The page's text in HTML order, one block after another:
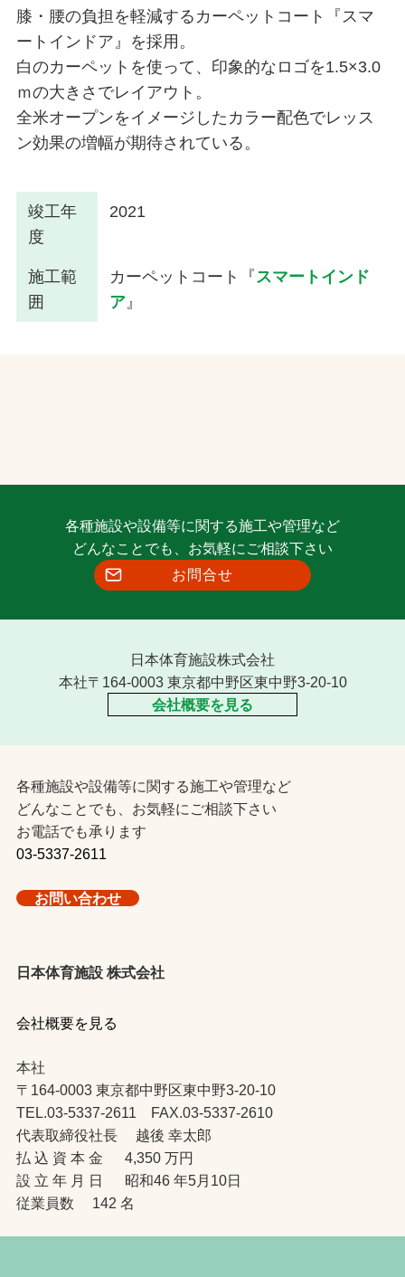
膝・腰の負担を軽減するカーペットコート『スマ
ートインドア』を採用。
白のカーペットを使って、印象的なロゴを1.5×3.0
ｍの大きさでレイアウト。
全米オープンをイメージしたカラー配色でレッス
ン効果の増幅が期待されている。
竣工年
度
2021
施工範
囲
カーペットコート『 スマートインド
ア 』
各種施設や設備等に関する施工や管理など
どんなことでも、お気軽にご相談下さい
お問合せ
日本体育施設株式会社
本社〒164-0003 東京都中野区東中野3-20-10
会社概要を見る
各種施設や設備等に関する施工や管理など
どんなことでも、お気軽にご相談下さい
お電話でも承ります
03-5337-2611
お問い合わせ
日本体育施設 株式会社
会社概要を見る
本社
〒164-0003 東京都中野区東中野3-20-10
TEL.03-5337-2611 FAX.03-5337-2610
代表取締役社長 越後 幸太郎
払 込 資 本 金 4,350 万円
設 立 年 月 日 昭和46 年5月10日
従業員数 142 名